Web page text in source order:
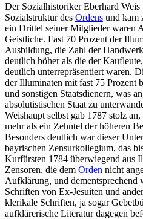
Der Sozialhistoriker Eberhard
Sozialstruktur des Ordens und kam
ein Drittel seiner Mitglieder waren
Geistliche. Fast 70 Prozent der
Ausbildung, die Zahl der
deutlich höher als die der
deutlich unterrepräsentiert waren.
der Illuminaten mit fast 75 Prozent
und sonstigen Staatsdienern, was
absolutistischen Staat zu
Weishaupt selbst gab 1787 stolz an,
mehr als ein Zehntel der höheren
Besonders deutlich war dieser
bayrischen Zensurkollegium, das
Kurfürsten 1784 überwiegend aus
Zensoren, die dem Orden nicht
Aufklärung, und dementsprechend
Schriften von Ex-Jesuiten und
klerikale Schriften, ja sogar
aufklärerische Literatur dagegen